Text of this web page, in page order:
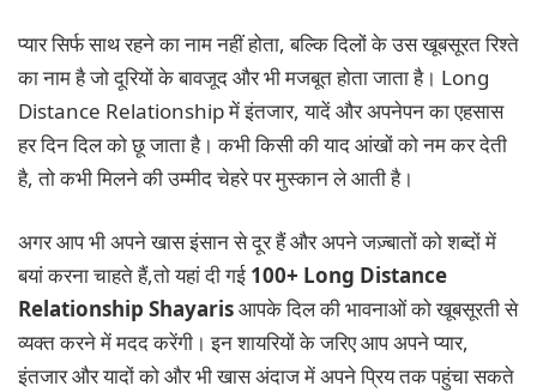
प्यार सिर्फ साथ रहने का नाम नहीं होता, बल्कि दिलों के उस खूबसूरत रिश्ते
का नाम है जो दूरियों के बावजूद और भी मजबूत होता जाता है। Long
Distance Relationship में इंतजार, यादें और अपनेपन का एहसास
हर दिन दिल को छू जाता है। कभी किसी की याद आंखों को नम कर देती
है, तो कभी मिलने की उम्मीद चेहरे पर मुस्कान ले आती है।
अगर आप भी अपने खास इंसान से दूर हैं और अपने जज़्बातों को शब्दों में
बयां करना चाहते हैं,तो यहां दी गई 100+ Long Distance
Relationship Shayarisआपके दिल की भावनाओं को खूबसूरती से
व्यक्त करने में मदद करेंगी। इन शायरियों के जरिए आप अपने प्यार,
इंतजार और यादों को और भी खास अंदाज में अपने प्रिय तक पहुंचा सकते